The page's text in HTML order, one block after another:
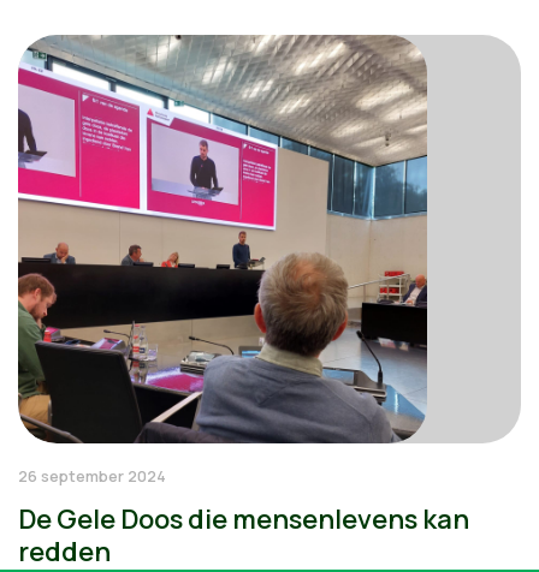
26 september 2024
De Gele Doos die mensenlevens kan
redden